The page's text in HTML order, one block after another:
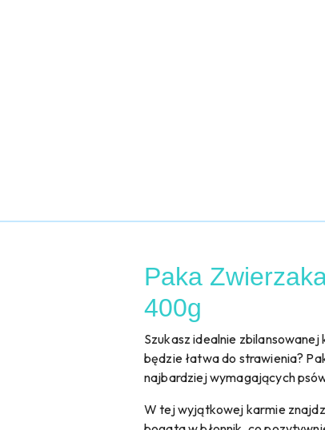
Paka
400g
Szukasz idealnie
będzie łatwa do strawienia?
najbardziej wymagających
W tej wyjątkowej karmie